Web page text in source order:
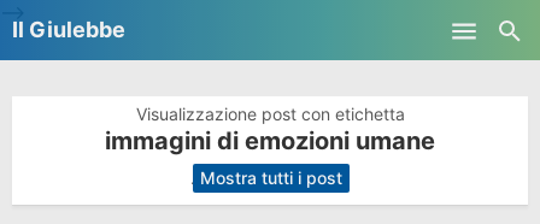
Il Giulebbe
Visualizzazione post con etichetta
immagini di emozioni umane
. Mostra tutti i post